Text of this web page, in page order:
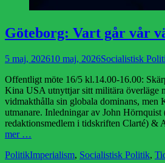
Göteborg: Vart går vår
Publicerad
5 maj, 202610 maj, 2026Författare
Socialistisk
Offentligt möte 16/5 kl.14.00-16.00:
Kina USA utnyttjar sitt militära överläge
vidmakthålla sin globala dominans, men
utmanare. Inledningar av John Hörnquist
redaktionsmedlem i tidskriften Clarté) &
mer …
Kategorier
PolitikEtiketter
Imperialism, Socialistisk Politik,